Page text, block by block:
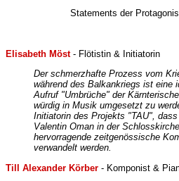
Statements der
Elisabeth Möst- Flötistin & Initiatorin
Der schmerzhafte Prozess vom
während des Balkankriegs ist eine
Aufruf "Umbrüche" der
würdig in Musik umgesetzt zu
Initiatorin des Projekts "TAU",
Valentin Oman in der
hervorragende zeitgenössische
verwandelt werden.
Till Alexander Körber - Komponist &